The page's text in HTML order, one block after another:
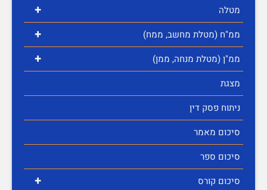
+ מטלה
+ ממ"ח (מטלת מחשב, ממח)
+
ממ"ן (מטלת מנחה, ממן)
מצגת
ניתוח פסק דין
סיכום מאמר
סיכום ספר
+
סיכום קורס